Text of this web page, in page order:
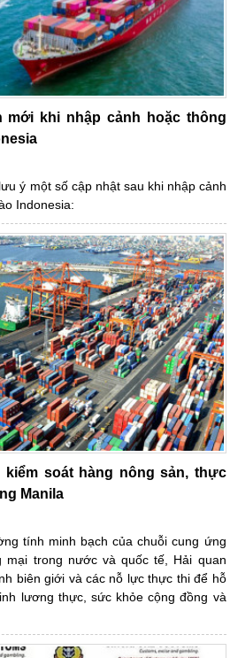
khi nhập cảnh hoặc thông
ý một số cập nhật sau khi nhập cảnh
Indonesia:
kiểm soát hàng nông sản, thực
Manila
tính minh bạch của chuỗi cung ứng
mại trong nước và quốc tế, Hải quan
biên giới và các nỗ lực thực thi để hỗ
lương thực, sức khỏe cộng đồng và